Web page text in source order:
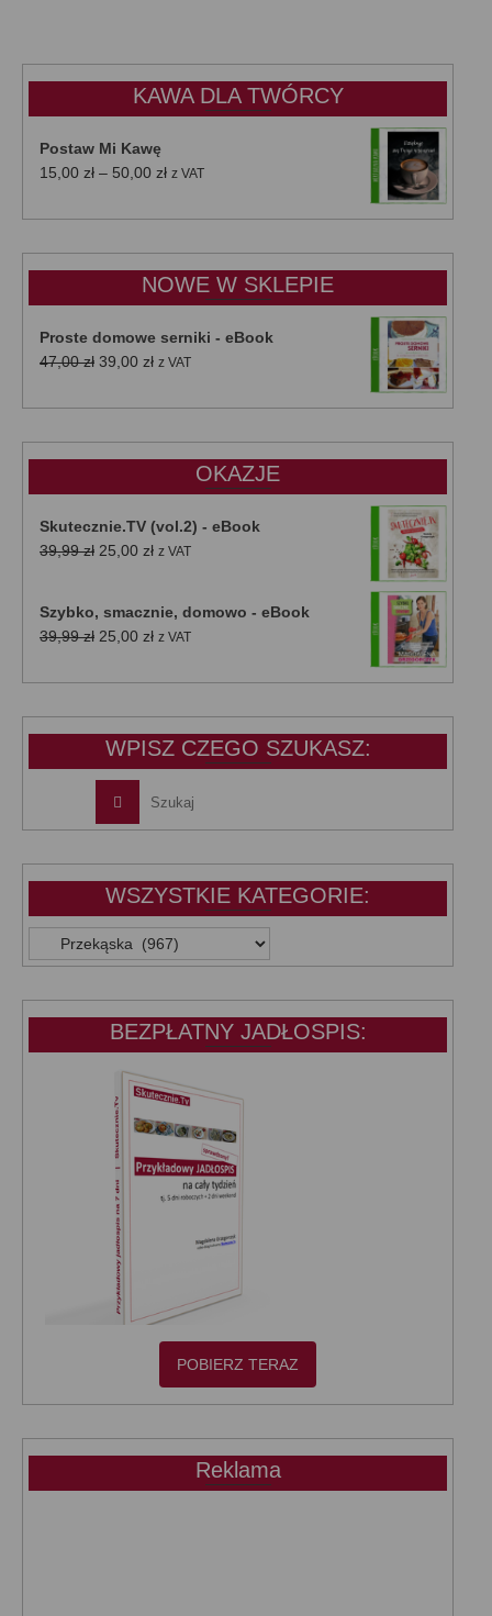
KAWA DLA TWÓRCY
Postaw Mi Kawę
15,00 zł – 50,00 złZakres
od
do
50,00 zł
z VAT
NOWE W SKLEPIE
Proste domowe serniki - eBook
47,00zł Pierwotna
wynosiła:
39,00 złAktualna
wynosi:
z VAT
OKAZJE
Skutecznie.TV (vol.2) - eBook
39,99zł Pierwotna
39,99 zł.
25,00 złAktualna
25,00 zł.
z VAT
Szybko, smacznie, domowo - eBook
39,99zł Pierwotna
wynosiła:
25,00 złAktualna
wynosi:
z VAT
WPISZ CZEGO SZUKASZ:
WSZYSTKIE KATEGORIE:
WSZYSTKIE
KATEGORIE:
BEZPŁATNY JADŁOSPIS:
POBIERZ TERAZ
Reklama